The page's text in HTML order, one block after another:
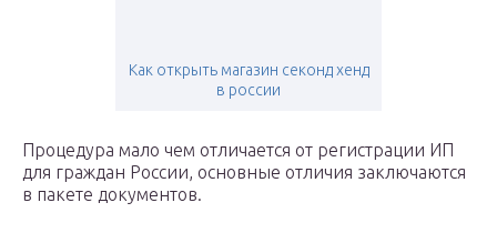
Как открыть магазин секонд хенд
в россии
Процедура мало чем отличается от регистрации ИП
для граждан России, основные отличия заключаются
в пакете документов.